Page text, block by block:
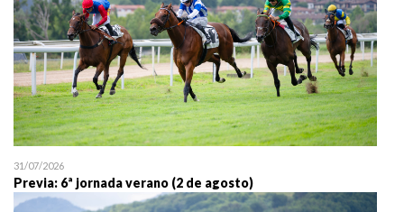
31/07/2026
Previa: 6ª jornada verano (2 de agosto)